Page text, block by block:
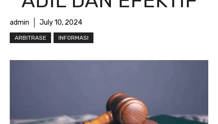
admin July 10, 2024
ARBITRASE INFORMASI